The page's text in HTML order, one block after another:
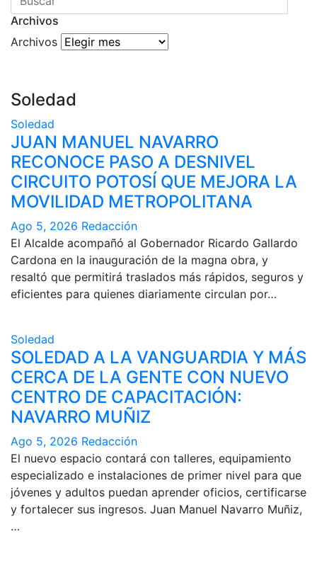
Archivos
Archivos
Soledad
Soledad
JUAN MANUEL NAVARRO
RECONOCE PASO A DESNIVEL
CIRCUITO POTOSÍ QUE MEJORA LA
MOVILIDAD METROPOLITANA
Ago 5, 2026 Redacción
El Alcalde acompañó al Gobernador Ricardo Gallardo
Cardona en la inauguración de la magna obra, y
resaltó que permitirá traslados más rápidos, seguros y
eficientes para quienes diariamente circulan por…
Soledad
SOLEDAD A LA VANGUARDIA Y MÁS
CERCA DE LA GENTE CON NUEVO
CENTRO DE CAPACITACIÓN:
NAVARRO MUÑIZ
Ago 5, 2026 Redacción
El nuevo espacio contará con talleres, equipamiento
especializado e instalaciones de primer nivel para que
jóvenes y adultos puedan aprender oficios, certificarse
y fortalecer sus ingresos. Juan Manuel Navarro Muñiz,
…